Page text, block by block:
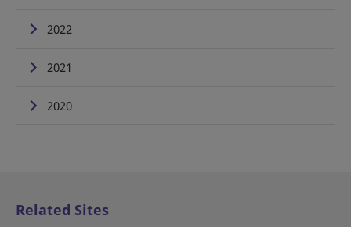
2022
2021
2020
Related Sites